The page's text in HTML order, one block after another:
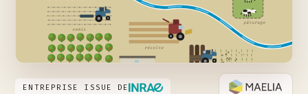
semis
récolte
pâturage
épandage de matière organique
ENTREPRISE ISSUE DE